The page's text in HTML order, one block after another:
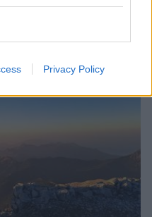
Privacy Policy